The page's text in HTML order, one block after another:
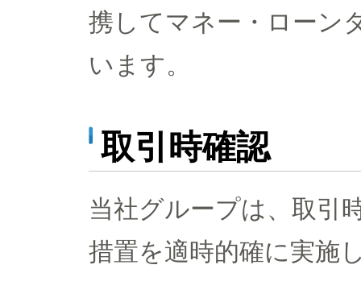
携してマネー・ローン
います。
取引時確認
当社グループは、取引
措置を適時的確に実施